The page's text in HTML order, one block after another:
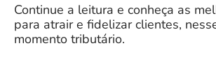
Continue a leitura e conheça as
para atrair e fidelizar clientes,
momento tributário.